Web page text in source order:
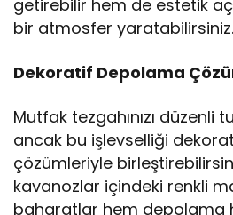
getirebilir hem de estetik
bir atmosfer yaratabilirsiniz.
Dekoratif Depolama
Mutfak tezgahınızı düzenli
ancak bu işlevselliği
çözümleriyle
kavanozlar içindeki renkli
baharatlar hem depolama